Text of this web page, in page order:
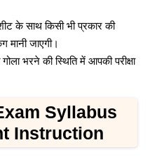
के साथ किसी भी प्रकार की
मानी जाएगी।
भरने की स्थिति में आपकी परीक्षा
Syllabus
Instruction